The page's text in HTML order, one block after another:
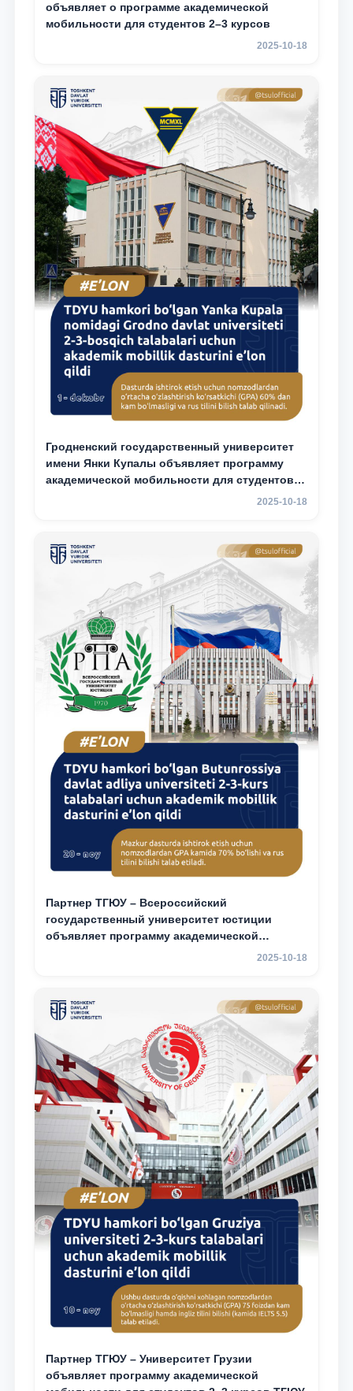
объявляет о программе академической
мобильности для студентов 2–3 курсов
2025-10-18
Гродненский государственный университет
имени Янки Купалы объявляет программу
академической мобильности для студентов 2-
2025-10-18
Партнер ТГЮУ – Всероссийский
государственный университет юстиции
объявляет программу академической
мобильности для студентов 2–3 курсов ТГЮУ
2025-10-18
Партнер ТГЮУ – Университет Грузии
объявляет программу академической